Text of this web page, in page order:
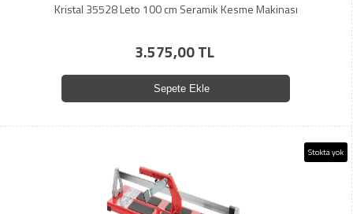
Kristal 35528 Leto 100 cm Seramik Kesme Makinası
3.575,00 TL
Sepete Ekle
Stokta yok